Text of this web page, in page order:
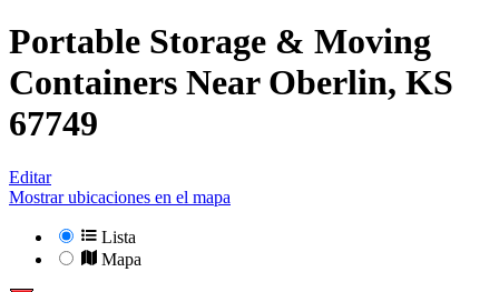
Portable Storage & Moving
Containers Near Oberlin, KS
67749
Editar
Mostrar ubicaciones en el mapa
Lista
Mapa